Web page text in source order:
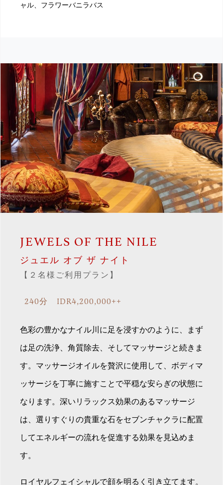
ャル、フラワーバニラバス
JEWELS OF THE NILE
ジュエル オブ ザ ナイト
【２名様ご利用プラン】
240分 IDR4,200,000++
色彩の豊かなナイル川に足を浸すかのように、まず
は足の洗浄、角質除去、そしてマッサージと続きま
す。マッサージオイルを贅沢に使用して、ボディマ
ッサージを丁寧に施すことで平穏な安らぎの状態に
なります。深いリラックス効果のあるマッサージ
は、選りすぐりの貴重な石をセブンチャクラに配置
してエネルギーの流れを促進する効果を見込めま
す。
ロイヤルフェイシャルで顔を明るく引き立てます。